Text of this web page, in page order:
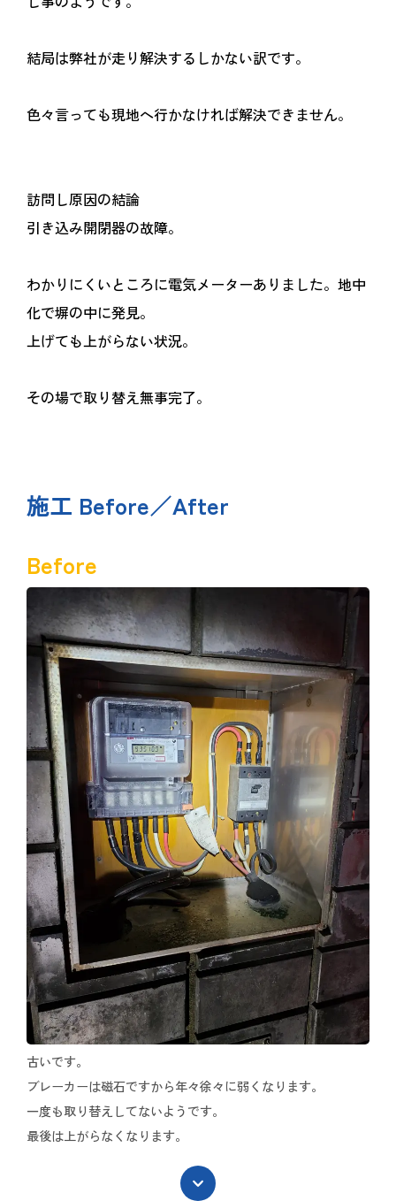
結局は弊社が走り解決するしかない訳です。
色々言っても現地へ行かなければ解決できません。
訪問し原因の結論
引き込み開閉器の故障。
わかりにくいところに電気メーターありました。地中
化で塀の中に発見。
上げても上がらない状況。
その場で取り替え無事完了。
施工 Before／After
Before
古いです。
ブレーカーは磁石ですから年々徐々に弱くなります。
一度も取り替えしてないようです。
最後は上がらなくなります。